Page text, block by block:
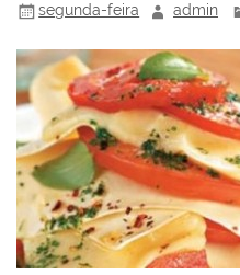
segunda-feira admin